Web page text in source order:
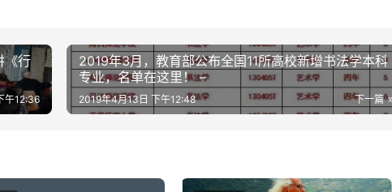
《行
午12:36
2019年3月，教育部公布全国11所高校新增书法学本科
专业，名单在这里！ –
下一篇
2019年4月13日 下午12:48